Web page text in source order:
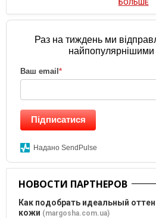
БОЛЬШЕ
Раз на тиждень ми
найпопулярнішими
Ваш email*
Підписатися
Надано SendPulse
НОВОСТИ ПАРТНЕРОВ
Как подобрать идеальный
кожи (margosha.com.ua)